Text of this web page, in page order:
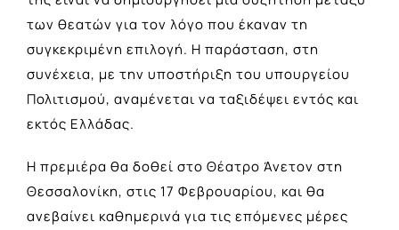
των θεατών για τον λόγο που έκαναν τη
συγκεκριμένη επιλογή. Η παράσταση, στη
συνέχεια, με την υποστήριξη του υπουργείου
Πολιτισμού, αναμένεται να ταξιδέψει εντός και
εκτός Ελλάδας.
Η πρεμιέρα θα δοθεί στο Θέατρο Άνετον στη
Θεσσαλονίκη, στις 17 Φεβρουαρίου, και θα
ανεβαίνει καθημερινά για τις επόμενες μέρες